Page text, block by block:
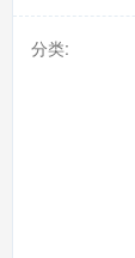
分类: